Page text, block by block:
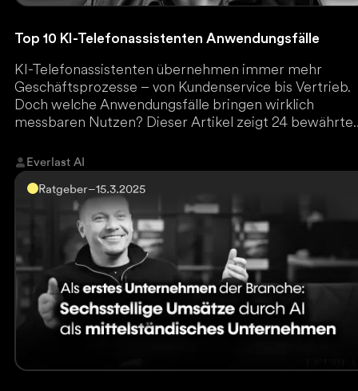
Top 10 KI-Telefonassistenten Anwendungsfälle
KI-Telefonassistenten übernehmen immer mehr
Geschäftsprozesse – von Kundenservice bis Vertrieb.
Doch welche Anwendungsfälle bringen wirklich
messbaren Nutzen? Dieser Artikel zeigt 24 bewährte
Wer nicht frühzeitig automatisiert, verliert wertvolle
Marktanteile. Jetzt lesen und die besten KI-
entdecken.
Everlast AI
Ratgeber–15.3.2025